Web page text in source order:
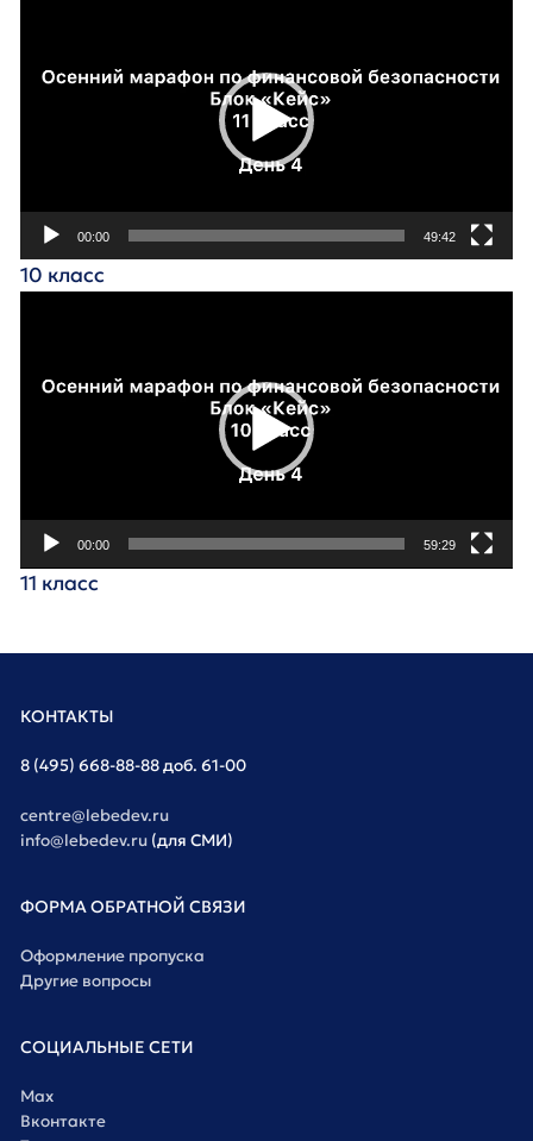
00:00 49:42
10 класс
00:00 59:29
11 класс
КОНТАКТЫ
8 (495) 668-88-88 доб. 61-00
centre@lebedev.ru
info@lebedev.ru (для СМИ)
ФОРМА ОБРАТНОЙ СВЯЗИ
Оформление пропуска
Другие вопросы
СОЦИАЛЬНЫЕ СЕТИ
Max
Вконтакте